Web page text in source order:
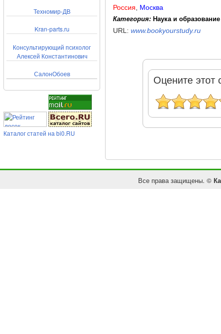
Техномир-ДВ
Kran-parts.ru
Консультирующий психолог
Алексей Константинович
СалонОбоев
Каталог статей на bi0.RU
Россия
Москва
Категория: Наука и
URL: www.bookyourstudy.ru
Оцените этот
Все права защищены. ©